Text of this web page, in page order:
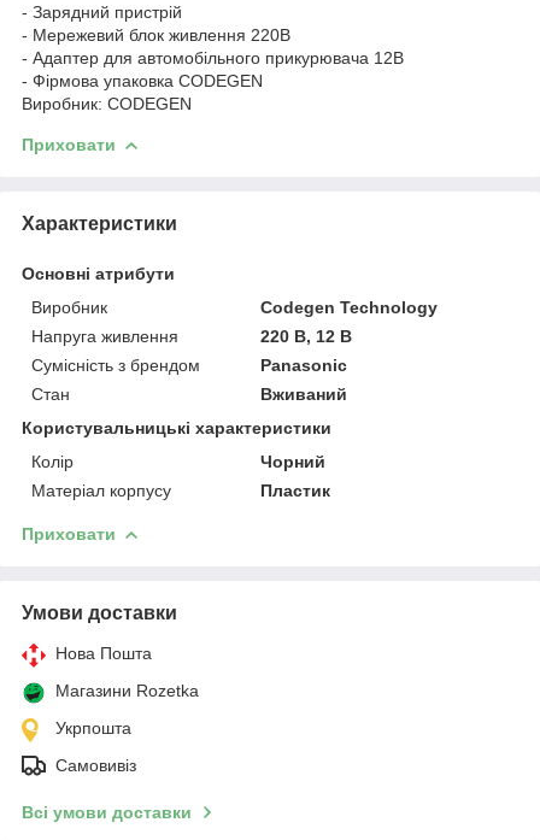
- Зарядний пристрій
- Мережевий блок живлення 220В
- Адаптер для автомобільного прикурювача 12В
- Фірмова упаковка CODEGEN
Виробник: CODEGEN
Приховати
Характеристики
Основні атрибути
Виробник
Codegen Technology
Напруга живлення
220 В, 12 В
Сумісність з брендом
Panasonic
Стан
Вживаний
Користувальницькі характеристики
Колір
Чорний
Матеріал корпусу
Пластик
Приховати
Умови доставки
Нова Пошта
Магазини Rozetka
Укрпошта
Самовивіз
Всі умови доставки